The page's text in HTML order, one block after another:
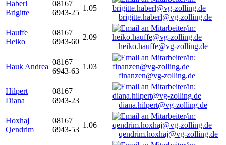
Haberl
Brigitte
08167
6943-25
1.05
brigitte.haberl@vg-zolling.de
Hauffe
Heiko
08167
6943-60
2.09
heiko.hauffe@vg-zolling.de
Hauk Andrea
08167
6943-63
1.03
finanzen@vg-zolling.de
Hilpert
Diana
08167
6943-23
diana.hilpert@vg-zolling.de
Hoxhaj
Qendrim
08167
6943-53
1.06
qendrim.hoxhaj@vg-zolling.de